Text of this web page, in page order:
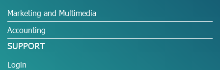
Marketing and Multimedia
Accounting
SUPPORT
Login